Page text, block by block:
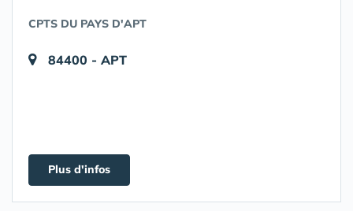
CPTS DU PAYS D'APT
84400 - APT
Plus d'infos